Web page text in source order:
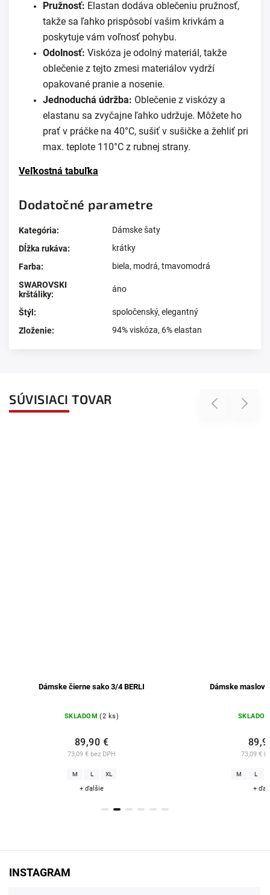
Pružnosť: Elastan dodáva oblečeniu pružnosť,
takže sa ľahko prispôsobí vašim krivkám a
poskytuje vám voľnosť pohybu.
Odolnosť: Viskóza je odolný materiál, takže
oblečenie z tejto zmesi materiálov vydrží
opakované pranie a nosenie.
Jednoduchá údržba: Oblečenie z viskózy a
elastanu sa zvyčajne ľahko udržuje. Môžete ho
prať v práčke na 40°C, sušiť v sušičke a žehliť pri
max. teplote 110°C z rubnej strany.
Veľkostná tabuľka
Dodatočné parametre
Kategória:
Dámske šaty
Dĺžka rukáva:
krátky
Farba: biela, modrá, tmavomodrá
SWAROVSKI
krštáliky:
áno
Štýl : spoločenský, elegantný
Zloženie: 94% viskóza, 6% elastan
SÚVISIACI TOVAR Previous
Dámske maslové sako BERLI 02
SKLADOM (1 ks)
73,09 € bez DPH
89,90 €
M XL
+ ďalšie
Dámske
Next
INSTAGRAM